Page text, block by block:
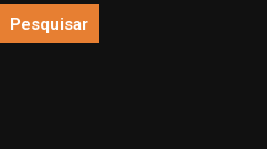
Pesquisar